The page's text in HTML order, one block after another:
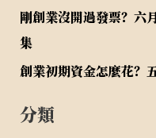
剛創業沒開過發票？六
集
創業初期資金怎麼花？
分類